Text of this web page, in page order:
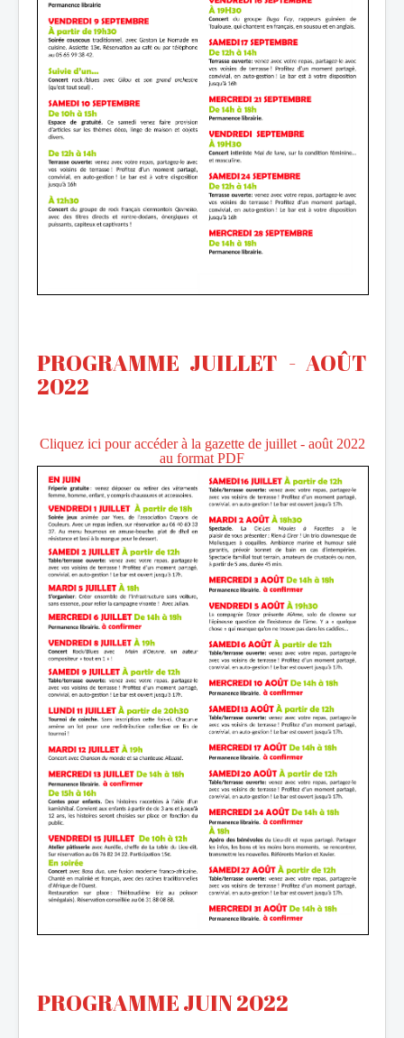
PROGRAMME JUILLET -AOÛT
2022
Cliquez ici pour accéder à la gazette de juillet - août 2022
au format PDF
PROGRAMME JUIN 2022